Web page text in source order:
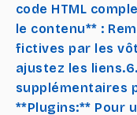
code HTML
le contenu** :
fictives par les
ajustez les
supplémentaires
**Plugins:** Pour